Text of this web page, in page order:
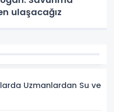
ulaşacağız
Uzmanlardan Su ve